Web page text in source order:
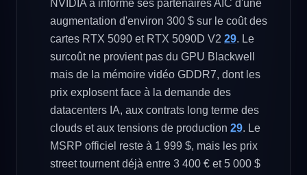
NVIDIA a informé ses partenaires AIC d'une
augmentation d'environ 300 $ sur le coût des
cartes RTX 5090 et RTX 5090D V2 29. Le
surcoût ne provient pas du GPU Blackwell
mais de la mémoire vidéo GDDR7, dont les
prix explosent face à la demande des
datacenters IA, aux contrats long terme des
clouds et aux tensions de production 29. Le
MSRP officiel reste à 1 999 $, mais les prix
street tournent déjà entre 3 400 € et 5 000 $